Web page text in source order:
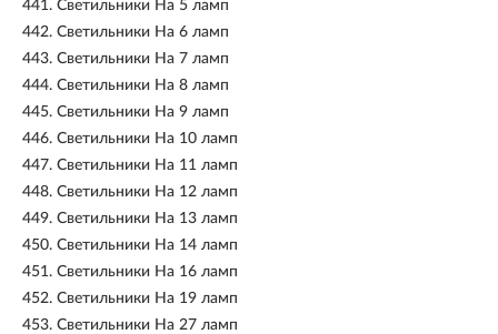
441. Светильники На 5 ламп
442. Светильники На 6 ламп
443. Светильники На 7 ламп
444. Светильники На 8 ламп
445. Светильники На 9 ламп
446. Светильники На 10 ламп
447. Светильники На 11 ламп
448. Светильники На 12 ламп
449. Светильники На 13 ламп
450. Светильники На 14 ламп
451. Светильники На 16 ламп
452. Светильники На 19 ламп
453. Светильники На 27 ламп